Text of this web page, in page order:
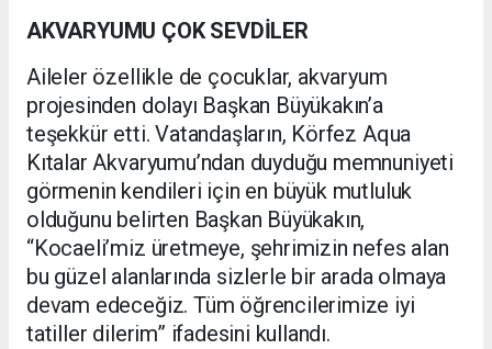
AKVARYUMU ÇOK SEVDİLER
Aileler özellikle de çocuklar, akvaryum
projesinden dolayı Başkan Büyükakın’a
teşekkür etti. Vatandaşların, Körfez Aqua
Kıtalar Akvaryumu’ndan duyduğu memnuniyeti
görmenin kendileri için en büyük mutluluk
olduğunu belirten Başkan Büyükakın,
“Kocaeli’miz üretmeye, şehrimizin nefes alan
bu güzel alanlarında sizlerle bir arada olmaya
devam edeceğiz. Tüm öğrencilerimize iyi
tatiller dilerim” ifadesini kullandı.